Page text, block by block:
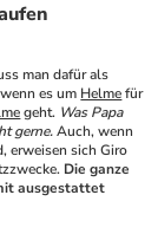
man dafür als
es um Helme
für
geht. Was Papa
gerne. Auch, wenn
erweisen sich Giro
Die ganze
ausgestattet